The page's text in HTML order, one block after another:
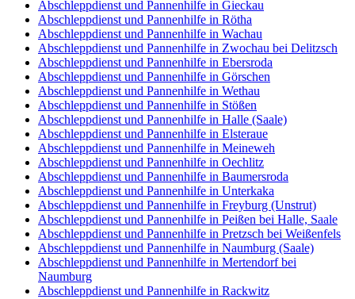
Abschleppdienst und Pannenhilfe in Gieckau
Abschleppdienst und Pannenhilfe in Rötha
Abschleppdienst und Pannenhilfe in Wachau
Abschleppdienst und Pannenhilfe in Zwochau bei Delitzsch
Abschleppdienst und Pannenhilfe in Ebersroda
Abschleppdienst und Pannenhilfe in Görschen
Abschleppdienst und Pannenhilfe in Wethau
Abschleppdienst und Pannenhilfe in Stößen
Abschleppdienst und Pannenhilfe in Halle (Saale)
Abschleppdienst und Pannenhilfe in Elsteraue
Abschleppdienst und Pannenhilfe in Meineweh
Abschleppdienst und Pannenhilfe in Oechlitz
Abschleppdienst und Pannenhilfe in Baumersroda
Abschleppdienst und Pannenhilfe in Unterkaka
Abschleppdienst und Pannenhilfe in Freyburg (Unstrut)
Abschleppdienst und Pannenhilfe in Peißen bei Halle, Saale
Abschleppdienst und Pannenhilfe in Pretzsch bei Weißenfels
Abschleppdienst und Pannenhilfe in Naumburg (Saale)
Abschleppdienst und Pannenhilfe in Mertendorf bei
Naumburg
Abschleppdienst und Pannenhilfe in Rackwitz